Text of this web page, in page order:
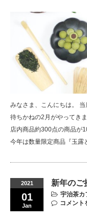
みなさま、こんにちは。
待ちかねの2月がやってき
店内商品約300点の商品が
今年は数量限定商品『玉
2021
01
Jan
新年のご
宇治茶カ
コメント